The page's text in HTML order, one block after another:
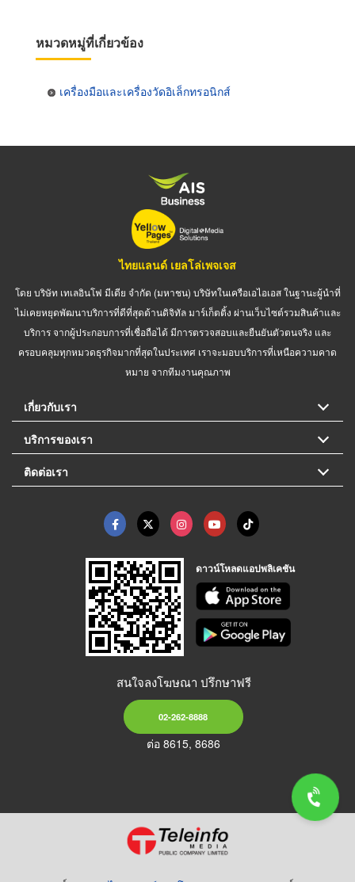
หมวดหมู่ที่เกี่ยวข้อง
เครื่องมือและเครื่องวัดอิเล็กทรอนิกส์
ไทยแลนด์ เยลโล่เพจเจส
โดย บริษัท เทเลอินโฟ มีเดีย จำกัด (มหาชน) บริษัทในเครือเอไอเอส ในฐานะผู้นำที่
ไม่เคยหยุดพัฒนาบริการที่ดีที่สุดด้านดิจิทัล มาร์เก็ตติ้ง ผ่านเว็บไซต์รวมสินค้าและ
บริการ จากผู้ประกอบการที่เชื่อถือได้ มีการตรวจสอบและยืนยันตัวตนจริง และ
ครอบคลุมทุกหมวดธุรกิจมากที่สุดในประเทศ เราจะมอบบริการที่เหนือความคาด
หมาย จากทีมงานคุณภาพ
เกี่ยวกับเรา
บริการของเรา
ติดต่อเรา
ดาวน์โหลดแอปพลิเคชัน
สนใจลงโฆษณา ปรึกษาฟรี
02-262-8888
ต่อ 8615, 8686